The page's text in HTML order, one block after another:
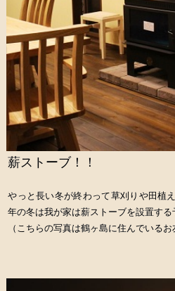
薪ストーブ！！
やっと長い冬が終わって草刈りや田植
年の冬は我が家は薪ストーブを設置する
（こちらの写真は鶴ヶ島に住んでいるお